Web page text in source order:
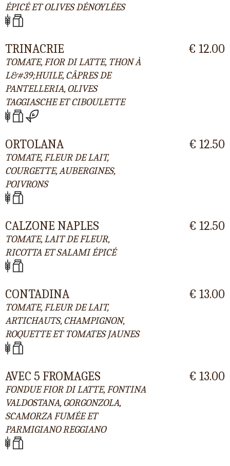
ÉPICÉ ET OLIVES DÉNOYLÉES
TRINACRIE
TOMATE, FIOR DI LATTE, THON À
L&#39;HUILE, CÂPRES DE
PANTELLERIA, OLIVES
TAGGIASCHE ET CIBOULETTE
€ 12.00
ORTOLANA
TOMATE, FLEUR DE LAIT,
COURGETTE, AUBERGINES,
POIVRONS
€ 12.50
CALZONE NAPLES
TOMATE, LAIT DE FLEUR,
RICOTTA ET SALAMI ÉPICÉ
€ 12.50
CONTADINA
TOMATE, FLEUR DE LAIT,
ARTICHAUTS, CHAMPIGNON,
ROQUETTE ET TOMATES JAUNES
€ 13.00
AVEC 5 FROMAGES
FONDUE FIOR DI LATTE, FONTINA
VALDOSTANA, GORGONZOLA,
SCAMORZA FUMÉE ET
PARMIGIANO REGGIANO
€ 13.00